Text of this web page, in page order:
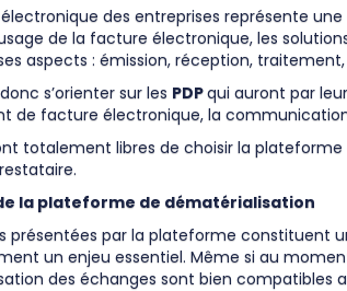
des entreprises représente
de la facture électronique, les
aspects : émission, réception,
s’orienter sur les PDPqui auront par
de facture électronique, la
totalement libres de choisir la
la plateforme de dématérialisation
présentées par la plateforme constituent
un enjeu essentiel. Même si au
des échanges sont bien compatibles